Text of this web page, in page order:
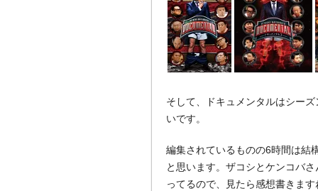
そして、ドキュメンタルはシー
いです。
編集されているものの6時間は結
と思います。ザコシとケンコバ
ってるので、見たら感想書きます